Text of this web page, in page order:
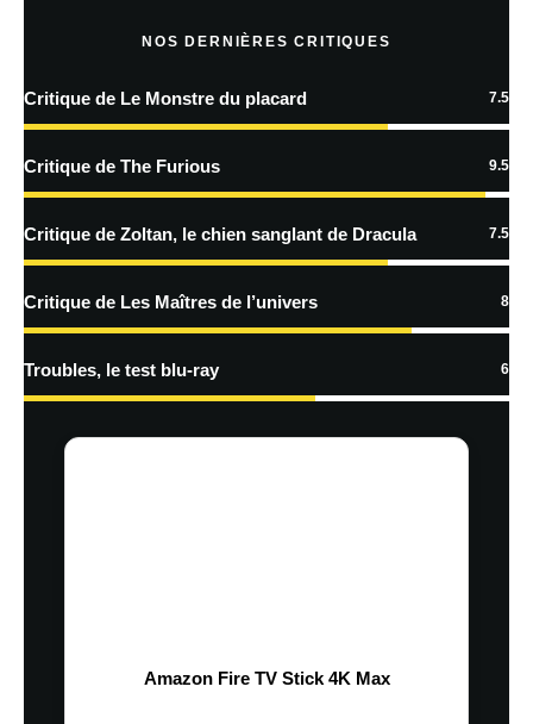
En savoir
traitées
NOS DERNIÈRES CRITIQUES
Critique de Le Monstre du placard 7.5
Critique de The Furious 9.5
Critique de Zoltan, le chien sanglant de Dracula 7.5
Critique de Les Maîtres de l’univers 8
Troubles, le test blu-ray 6
Amazon Fire TV Stick 4K Max